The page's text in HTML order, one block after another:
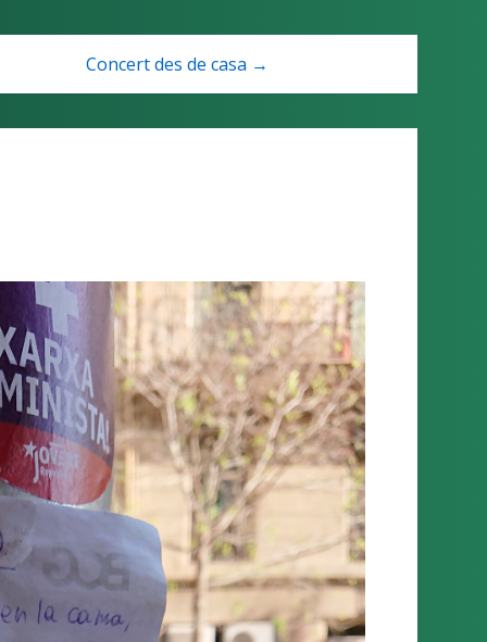
Concert des de casa →